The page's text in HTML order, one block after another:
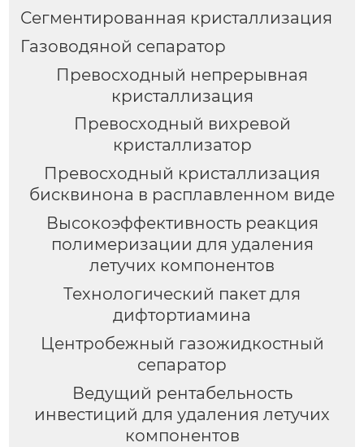
Сегментированная кристаллизация
Газоводяной сепаратор
Превосходный непрерывная
кристаллизация
Превосходный вихревой
кристаллизатор
Превосходный кристаллизация
бисквинона в расплавленном виде
Высокоэффективность реакция
полимеризации для удаления
летучих компонентов
Технологический пакет для
дифтортиамина
Центробежный газожидкостный
сепаратор
Ведущий рентабельность
инвестиций для удаления летучих
компонентов